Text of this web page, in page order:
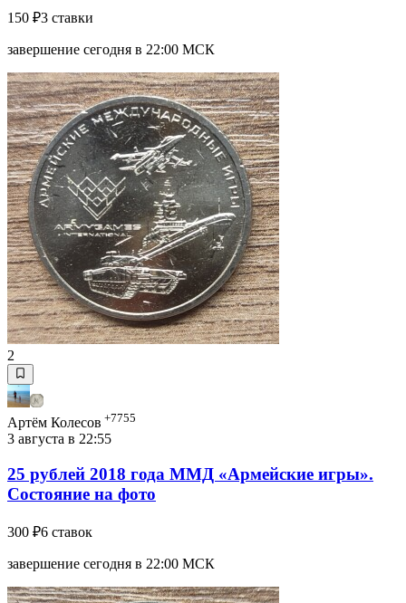
150 ₽3 ставки
завершение сегодня в 22:00 МСК
2
Артём Колесов +7755
3 августа в 22:55
25 рублей 2018 года ММД «Армейские игры».
Состояние на фото
300 ₽6 ставок
завершение сегодня в 22:00 МСК